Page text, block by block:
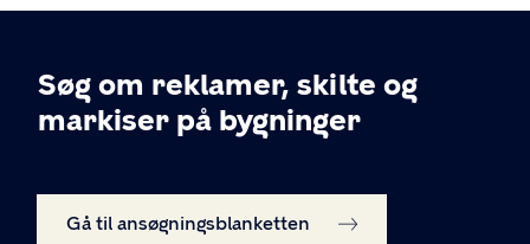
Søg om reklamer, skilte og
markiser på bygninger
Gå til ansøgningsblanketten